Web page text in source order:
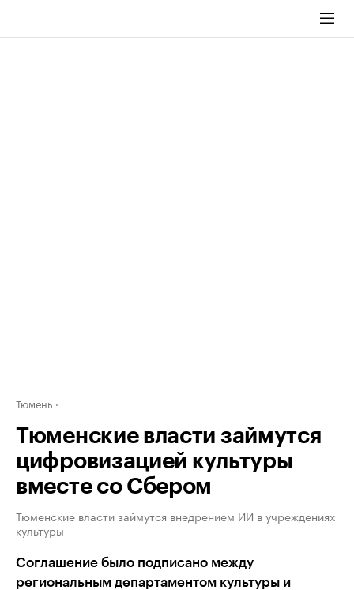
Тюмень
Тюменские власти займутся
цифровизацией культуры
вместе со Сбером
Тюменские власти займутся внедрением ИИ в учреждениях
культуры
Соглашение было подписано между
региональным департаментом культуры и